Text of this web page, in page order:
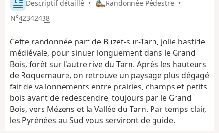
o
n
Descriptif détaillé • Randonnée Pédestre •
N°42342438
Cette randonnée part de Buzet-sur-Tarn, jolie bastide
médiévale, pour sinuer longuement dans le Grand
Bois, forêt sur l'autre rive du Tarn. Après les hauteurs
de Roquemaure, on retrouve un paysage plus dégagé
fait de vallonnements entre prairies, champs et petits
bois avant de redescendre, toujours par le Grand
Bois, vers Mézens et la Vallée du Tarn. Par temps clair,
les Pyrénées au Sud vous serviront de guide.